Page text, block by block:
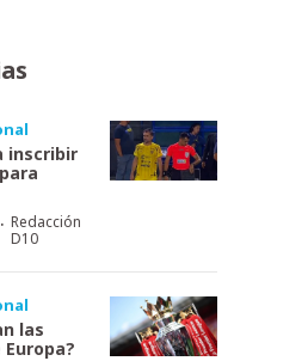
inscribir
· Redacción
D10
las